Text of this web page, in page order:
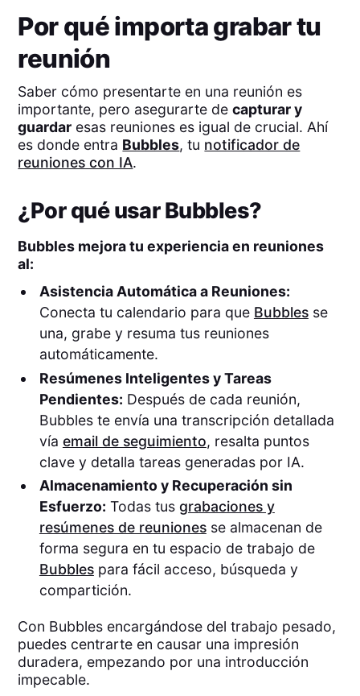
Por qué importa grabar tu
reunión
Saber cómo presentarte en una reunión es
importante, pero asegurarte decapturar y
guardar esas reuniones es igual de crucial. Ahí
es donde entra Bubbles, tu notificador de
reuniones con IA.
¿Por qué usar Bubbles?
Bubbles mejora tu experiencia en reuniones
al:
Asistencia Automática a Reuniones:
Conecta tu calendario para que Bubblesse
una, grabe y resuma tus reuniones
automáticamente.
Resúmenes Inteligentes y Tareas
Pendientes: Después de cada reunión,
Bubbles te envía una transcripción detallada
vía email de seguimiento, resalta puntos
clave y detalla tareas generadas por IA.
Almacenamiento y Recuperación sin
Esfuerzo: Todas tus grabaciones y
resúmenes de reunionesse almacenan de
forma segura en tu espacio de trabajo de
Bubblespara fácil acceso, búsqueda y
compartición.
Con Bubbles encargándose del trabajo pesado,
puedes centrarte en causar una impresión
duradera, empezando por una introducción
impecable.